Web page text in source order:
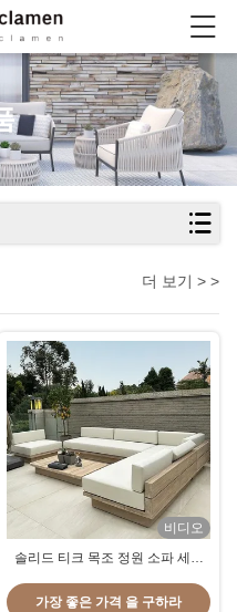
더 보기 > >
비디오
솔리드 티크 목조 정원 소파 세트
쿠션
가장 좋은 가격 을 구하라